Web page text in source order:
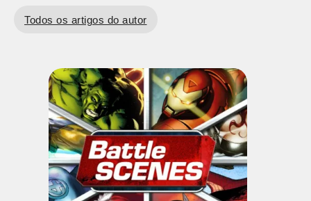
Todos os artigos do autor